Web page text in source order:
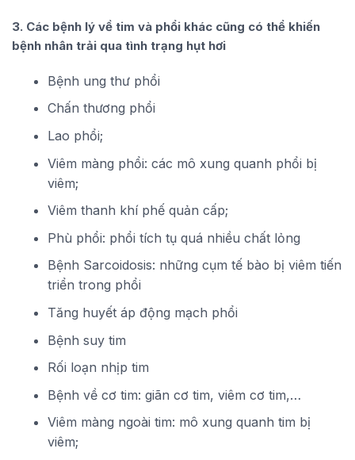
3. Các bệnh lý về tim và phổi khác cũng có thể khiến
bệnh nhân trải qua tình trạng hụt hơi
Bệnh ung thư phổi
Chấn thương phổi
Lao phổi;
Viêm màng phổi: các mô xung quanh phổi bị
viêm;
Viêm thanh khí phế quản cấp;
Phù phổi: phổi tích tụ quá nhiều chất lỏng
Bệnh Sarcoidosis: những cụm tế bào bị viêm tiến
triển trong phổi
Tăng huyết áp động mạch phổi
Bệnh suy tim
Rối loạn nhịp tim
Bệnh về cơ tim: giãn cơ tim, viêm cơ tim,…
Viêm màng ngoài tim: mô xung quanh tim bị
viêm;